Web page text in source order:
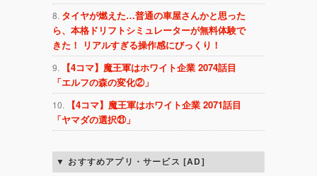
タイヤが燃えた…普通の車屋さんかと思った
ら、本格ドリフトシミュレーターが無料体験で
きた！ リアルすぎる操作感にびっくり！
【4コマ】魔王軍はホワイト企業 2074話目
「エルフの森の変化②」
【4コマ】魔王軍はホワイト企業 2071話目
「ヤマダの選択㉑」
おすすめアプリ・サービス [AD]